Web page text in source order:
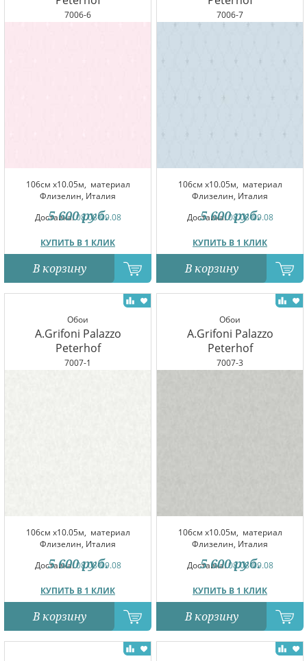
7006-6
106см x10.05м, материал
Флизелин, Италия
Доставка:08.08-09.08
КУПИТЬ В 1 КЛИК
5 600 руб.
В корзину
7006-7
106см x10.05м, материал
Флизелин, Италия
Доставка:08.08-09.08
КУПИТЬ В 1 КЛИК
5 600 руб.
В корзину
Обои
A.Grifoni Palazzo
Peterhof
7007-1
106см x10.05м, материал
Флизелин, Италия
Доставка:08.08-09.08
КУПИТЬ В 1 КЛИК
5 600 руб.
В корзину
Обои
A.Grifoni Palazzo
Peterhof
7007-3
106см x10.05м, материал
Флизелин, Италия
Доставка:08.08-09.08
КУПИТЬ В 1 КЛИК
5 600 руб.
В корзину